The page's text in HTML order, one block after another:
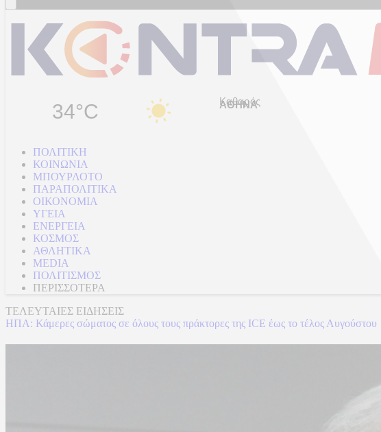
34°C Καθαρός
ΠΟΛΙΤΙΚΗ
ΚΟΙΝΩΝΙΑ
ΜΠΟΥΡΛΟΤΟ
ΠΑΡΑΠΟΛΙΤΙΚΑ
ΟΙΚΟΝΟΜΙΑ
ΥΓΕΙΑ
ΕΝΕΡΓΕΙΑ
ΚΟΣΜΟΣ
ΑΘΛΗΤΙΚΑ
MEDIA
ΠΟΛΙΤΙΣΜΟΣ
ΠΕΡΙΣΣΟΤΕΡΑ
ΤΕΛΕΥΤΑΙΕΣ ΕΙΔΗΣΕΙΣ
ΗΠΑ: Κάμερες σώματος σε όλους τους πράκτορες της ICE έως το τέλος Αυγούστου